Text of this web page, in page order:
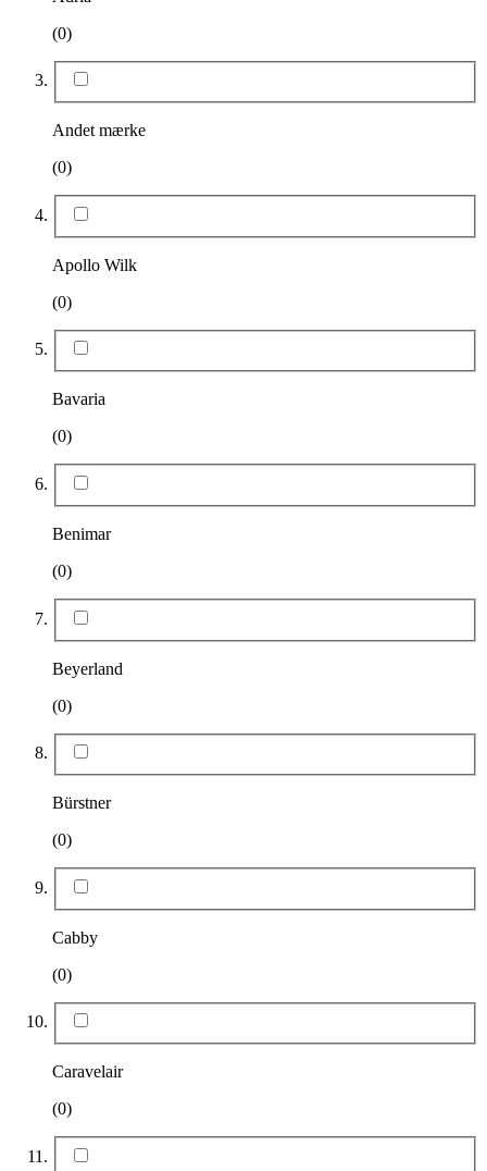
(0)
Andet mærke
(0)
Apollo Wilk
(0)
Bavaria
(0)
Benimar
(0)
Beyerland
(0)
Bürstner
(0)
Cabby
(0)
Caravelair
(0)